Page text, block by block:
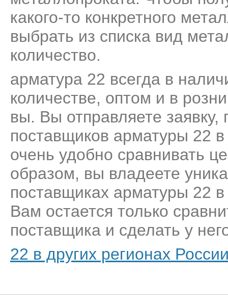
какого-то конкретного
выбрать из списка вид
количество.
арматура 22 всегда в
количестве, оптом и в
вы. Вы отправляете заявку,
поставщиков арматуры 22
очень удобно сравнивать
образом, вы владеете
поставщиках арматуры 22
Вам остается только
поставщика и сделать у
22 в других регионах